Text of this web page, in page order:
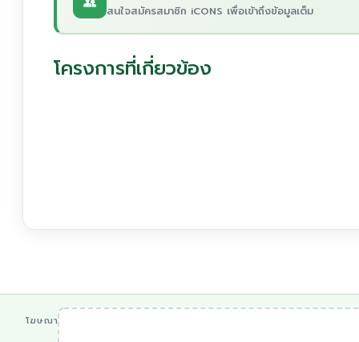
สนใจสมัครสมาชิก iCONS เพื่อเข้าถึงข้อมูลเต็ม
โครงการที่เกี่ยวข้อง
โฆษณา